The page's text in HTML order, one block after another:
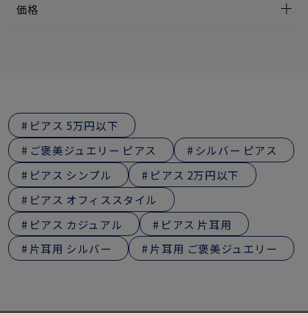
価格
ピアス 5万円以下
ご褒美ジュエリー ピアス
シルバー ピアス
ピアス シンプル
ピアス 2万円以下
ピアス オフィススタイル
ピアス カジュアル
ピアス 片耳用
片耳用 シルバー
片耳用 ご褒美ジュエリー